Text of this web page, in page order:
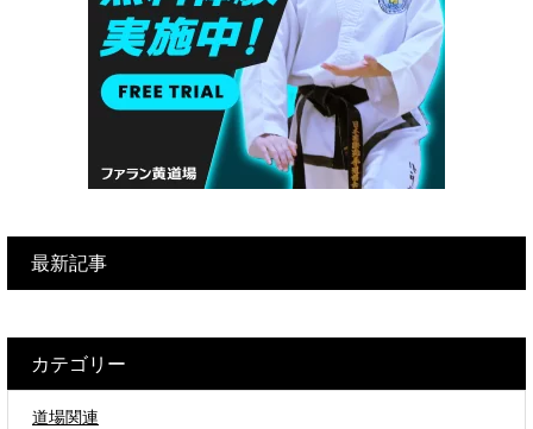
最新記事
カテゴリー
道場関連